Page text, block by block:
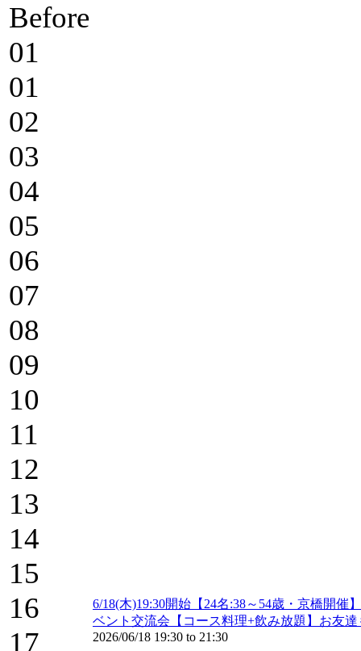
Before
01
01
02
03
04
05
06
07
08
09
10
11
12
13
14
15
16
17
6/18(木)19:30開始【24名:38～54歳・京橋開
ベント交流会【コース料理+飲み放題】お友
2026/06/18 19:30 to 21:30